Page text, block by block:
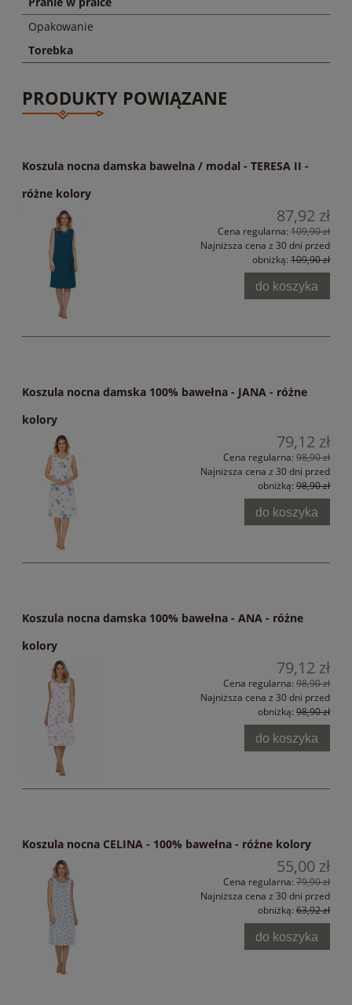
Opakowanie
Torebka
PRODUKTY POWIĄZANE
Koszula nocna damska bawelna / modal - TERESA II -
różne kolory
87,92 zł
Cena regularna: 109,90 zł
Najniższa cena z 30 dni przed
obniżką: 109,90 zł
do koszyka
Koszula nocna damska 100% bawełna - JANA - różne
kolory
79,12 zł
Cena regularna: 98,90 zł
Najniższa cena z 30 dni przed
obniżką: 98,90 zł
do koszyka
Koszula nocna damska 100% bawełna - ANA - różne
kolory
79,12 zł
Cena regularna: 98,90 zł
Najniższa cena z 30 dni przed
obniżką: 98,90 zł
do koszyka
Koszula nocna CELINA - 100% bawełna - różne kolory
55,00 zł
Cena regularna: 79,90 zł
Najniższa cena z 30 dni przed
obniżką: 63,92 zł
do koszyka